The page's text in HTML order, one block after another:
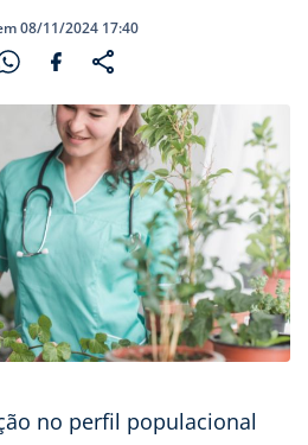
08/11/2024 17:40
no perfil populacional